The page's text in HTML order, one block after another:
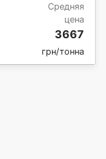
Средняя
цена
3667
грн/тонна